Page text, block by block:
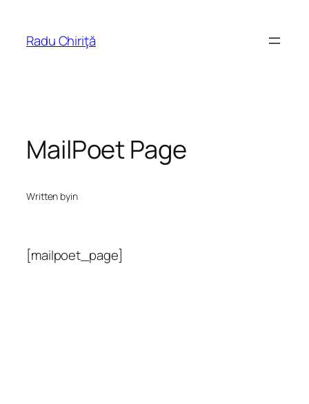
content
Radu Chiriţă
MailPoet Page
Written byin
[mailpoet_page]